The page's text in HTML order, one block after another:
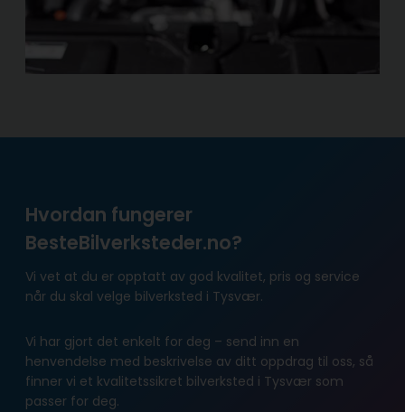
Hvordan fungerer
BesteBilverksteder.no?
Vi vet at du er opptatt av god kvalitet, pris og service
når du skal velge bilverksted i Tysvær.
Vi har gjort det enkelt for deg – send inn en
henvendelse med beskrivelse av ditt oppdrag til oss, så
finner vi et kvalitetssikret bilverksted i Tysvær som
passer for deg.